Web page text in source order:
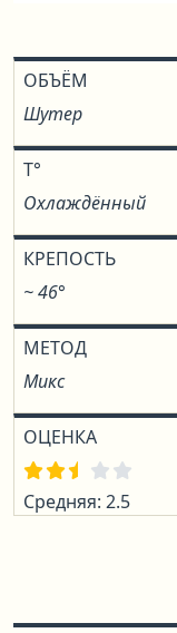
ОБЪЁМ
Шутер
T°
Охлаждённый
КРЕПОСТЬ
~ 46°
МЕТОД
Микс
ОЦЕНКА
Средняя: 2.5